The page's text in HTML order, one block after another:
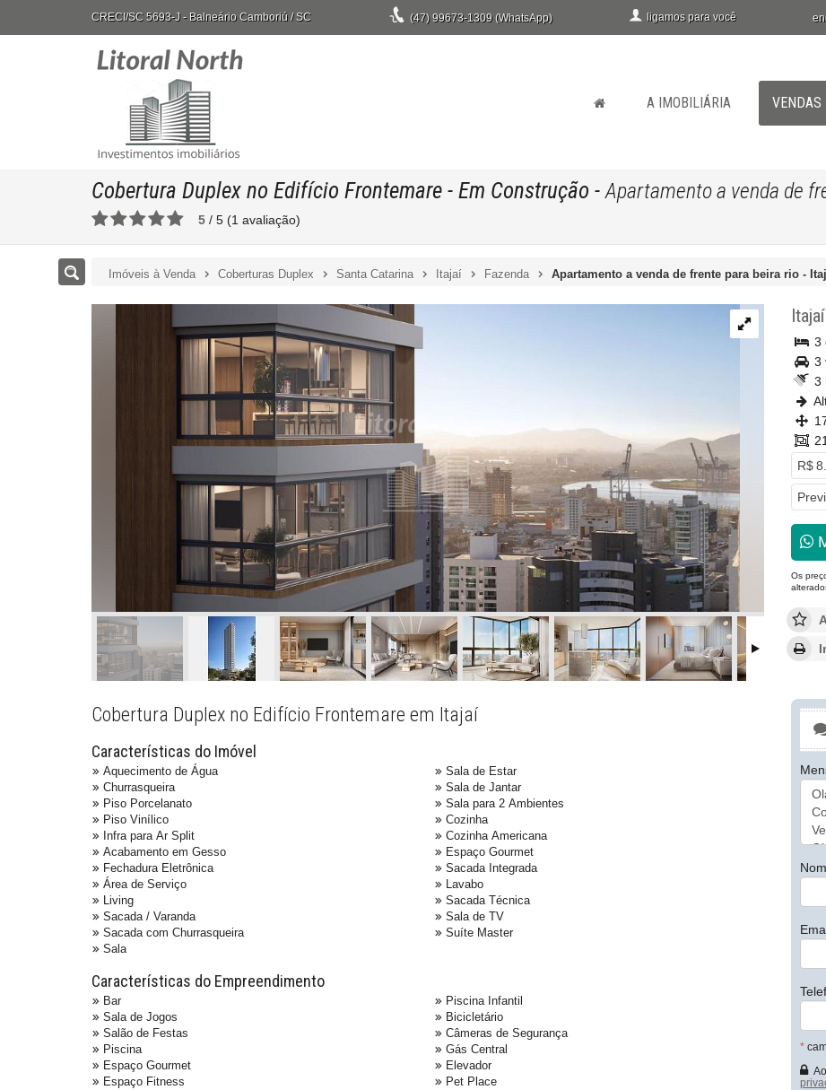
CRECI/SC 5693-J - Balneário Camboriú /SC (47) 99673-1309 (WhatsApp) ligamos para você
A IMOBILIÁRIA VENDAS
Cobertura Duplex no Edifício Frontemare - Em Construção -Apartamento a venda de
5 / 5 (1 avaliação)
Imóveis à Venda Coberturas Duplex Santa Catarina Itajaí Fazenda Apartamento a venda de frente para beira rio -
Itajaí
3
3
3
R$
Os
Cobertura Duplex no Edifício Frontemare em Itajaí
Características do Imóvel
Aquecimento de Água
Churrasqueira
Piso Porcelanato
Piso Vinílico
Infra para Ar Split
Acabamento em Gesso
Fechadura Eletrônica
Área de Serviço
Living
Sacada / Varanda
Sacada com Churrasqueira
Sala
Sala de Estar
Sala de Jantar
Sala para 2 Ambientes
Cozinha
Cozinha Americana
Espaço Gourmet
Sacada Integrada
Lavabo
Sacada Técnica
Sala de TV
Suíte Master
Características do Empreendimento
Bar
Sala de Jogos
Salão de Festas
Piscina
Espaço Gourmet
Espaço Fitness
Piscina Infantil
Bicicletário
Câmeras de Segurança
Gás Central
Elevador
Pet Place
*
Ao